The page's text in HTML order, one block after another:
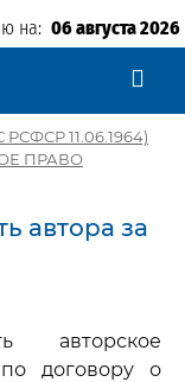
на: 06 августа 2026
11.06.1964)
ПРАВО
автора за
авторское
договору о